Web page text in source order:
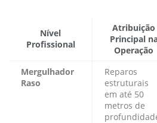
Nível
Profissional
Atribuição
Principal
Operação
Mergulhador
Raso
Reparos
estruturais
em até 50
metros de